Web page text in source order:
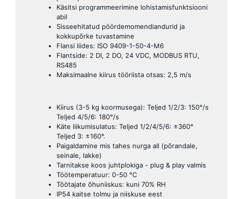
Käsitsi programmeerimine lohistamisfunktsiooni
abil
Sisseehitatud pöördemomendiandurid ja
kokkupõrke tuvastamine
Flansi liides: ISO 9409-1-50-4-M6
Flantside: 2 DI, 2 DO, 24 VDC, MODBUS RTU,
RS485
Maksimaalne kiirus tööriista otsas: 2,5 m/s
Kiirus (3-5 kg koormusega): Teljed 1/2/3: 150°/s
Teljed 4/5/6: 180°/s
Käte liikumisulatus: Teljed 1/2/4/5/6: ±360°
Teljed 3: ±160°.
Paigaldamine mis tahes nurga all (põrandale,
seinale, lakke)
Tarnitakse koos juhtplokiga - plug & play valmis
Töötemperatuur: 0-50 °C
Töötajate õhuniiskus: kuni 70% RH
IP54 kaitse tolmu ja niiskuse eest